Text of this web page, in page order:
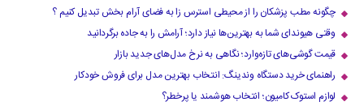
چگونه مطب پزشکان را از محیطی استرس زا به فضای آرام بخش تبدیل کنیم ؟
وقتی هیوندای شما به بهترین‌ها نیاز دارد؛ آرامش را به جاده برگردانید
قیمت گوشی‌های تازه‌وارد؛ نگاهی به نرخ مدل‌های جدید بازار
راهنمای خرید دستگاه وندینگ: انتخاب بهترین مدل برای فروش خودکار
لوازم استوک کامیون؛ انتخاب هوشمند یا پرخطر؟